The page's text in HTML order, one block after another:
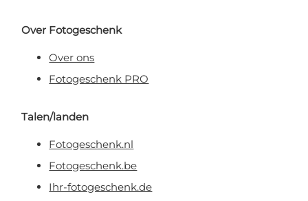
Over Fotogeschenk
Over ons
Fotogeschenk PRO
Talen/landen
Fotogeschenk.nl
Fotogeschenk.be
Ihr-fotogeschenk.de